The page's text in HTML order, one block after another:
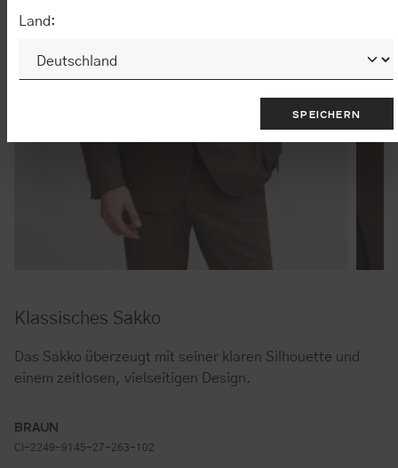
Klassisches Sakko
Das Sakko überzeugt mit seiner klaren Silhouette und
einem zeitlosen, vielseitigen Design.
BRAUN
CI-2249-9145-27-263-102
Land:
SPEICHERN